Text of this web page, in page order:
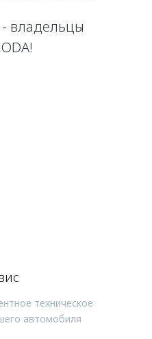
владельцы
техническое
автомобиля